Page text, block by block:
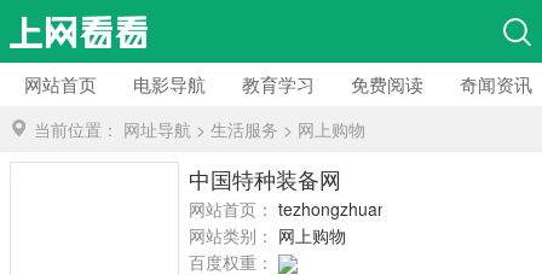
网站首页 电影导航 教育学习 免费阅读 奇闻资讯
当前位置： 网址导航 > 生活服务 > 网上购物
中国特种装备网
网站首页： tezhongzhuangbei.com
网站类别： 网上购物
百度权重：